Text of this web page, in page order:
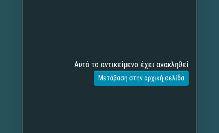
Αυτό το αντικείμενο έχει ανακληθεί
Μετάβαση στην αρχική σελίδα